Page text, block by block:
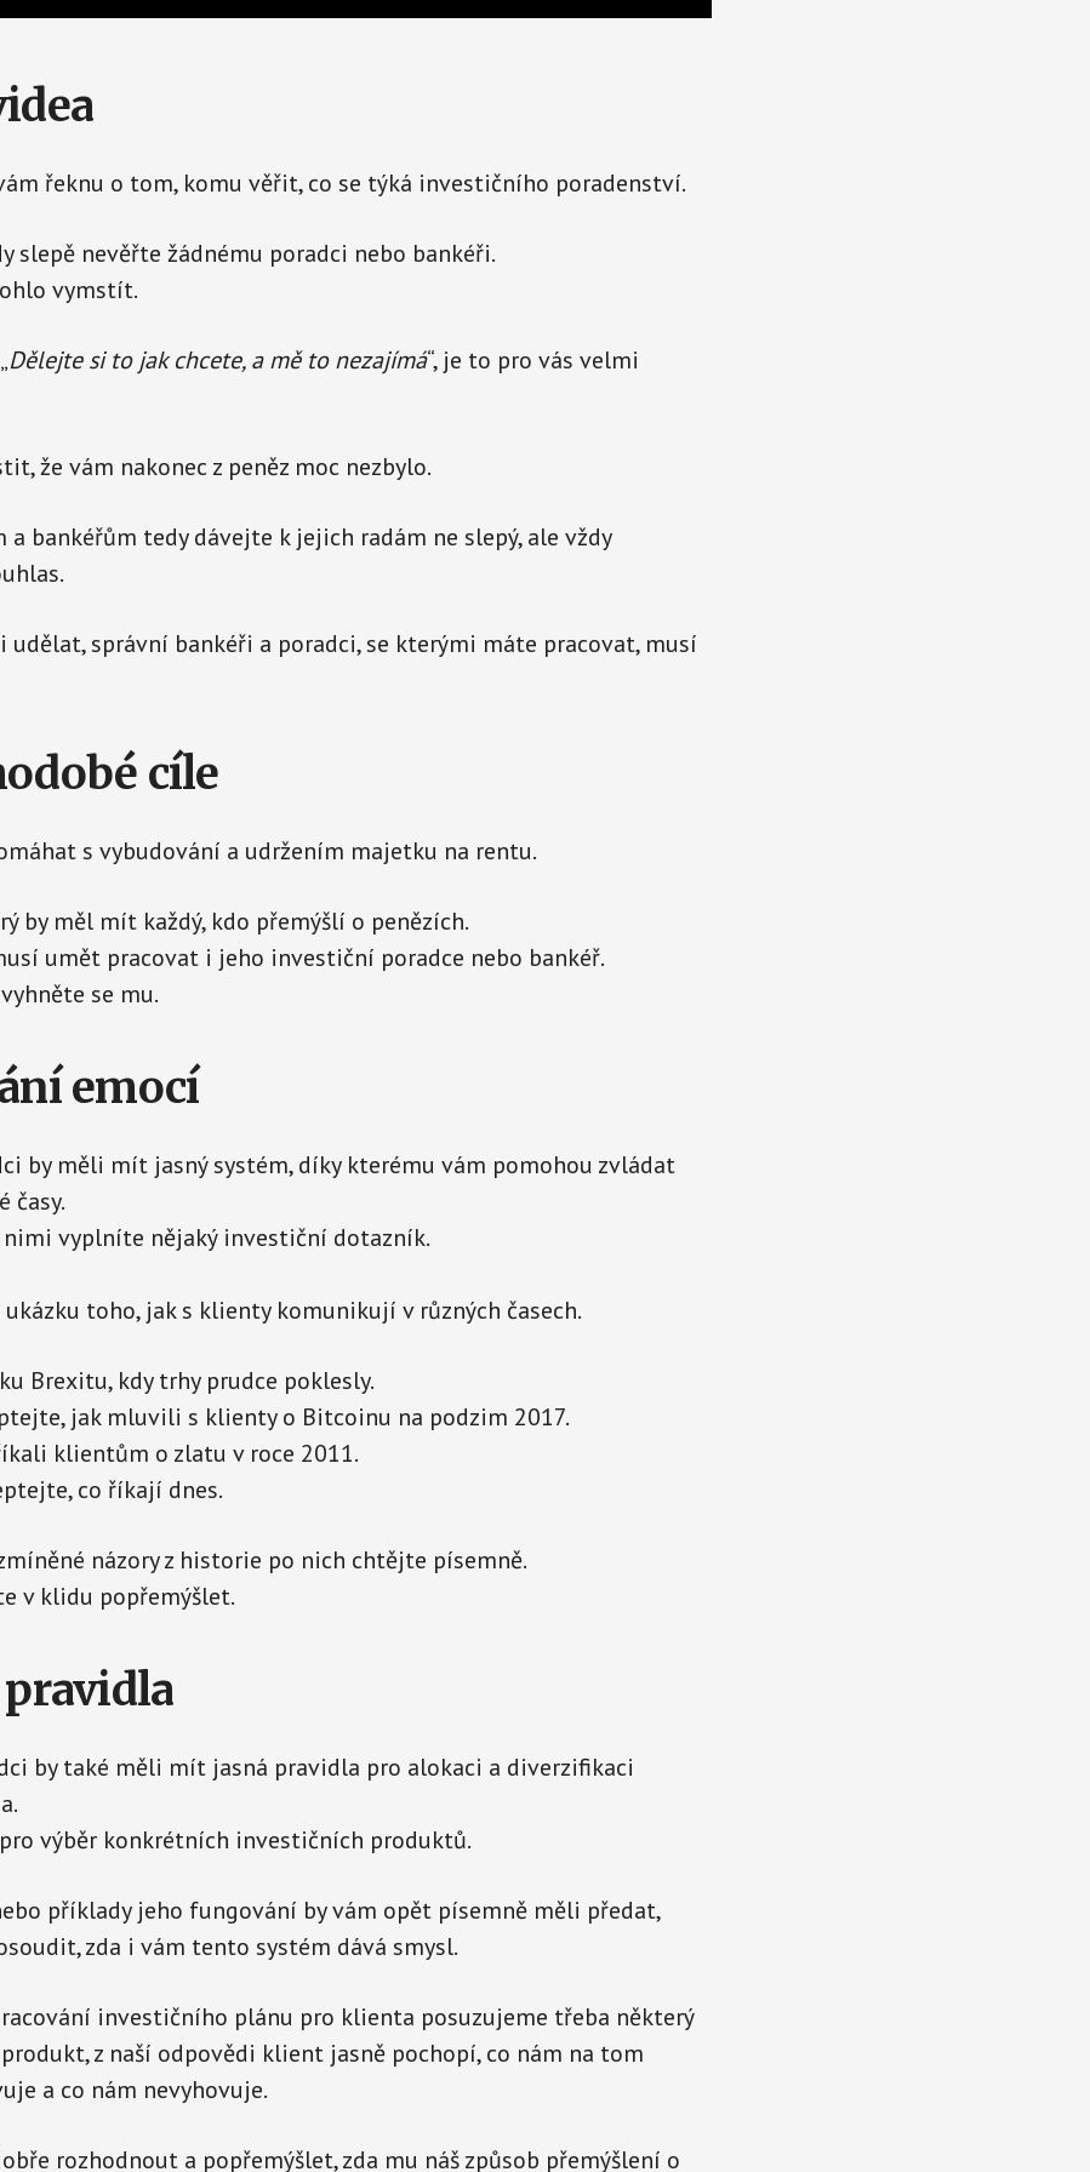
řeknu o tom, komu věřit, co se týká investičního poradenství.
slepě nevěřte žádnému poradci nebo bankéři.
vymstít.
Dělejte si to jak chcete, a mě to nezajímá“, je to pro vás velmi
že vám nakonec z peněz moc nezbylo.
a bankéřům tedy dávejte k jejich radám ne slepý, ale vždy
správní bankéři a poradci, se kterými máte pracovat, musí
cíle
s vybudování a udržením majetku na rentu.
by měl mít každý, kdo přemýšlí o penězích.
umět pracovat i jeho investiční poradce nebo bankéř.
se mu.
emocí
by měli mít jasný systém, díky kterému vám pomohou zvládat
časy.
nimi vyplníte nějaký investiční dotazník.
toho, jak s klienty komunikují v různých časech.
Brexitu, kdy trhy prudce poklesly.
jak mluvili s klienty o Bitcoinu na podzim 2017.
klientům o zlatu v roce 2011.
co říkají dnes.
názory z historie po nich chtějte písemně.
v klidu popřemýšlet.
pravidla
by také měli mít jasná pravidla pro alokaci a diverzifikaci
výběr konkrétních investičních produktů.
příklady jeho fungování by vám opět písemně měli předat,
zda i vám tento systém dává smysl.
investičního plánu pro klienta posuzujeme třeba některý
z naší odpovědi klient jasně pochopí, co nám na tom
a co nám nevyhovuje.
rozhodnout a popřemýšlet, zda mu náš způsob přemýšlení o